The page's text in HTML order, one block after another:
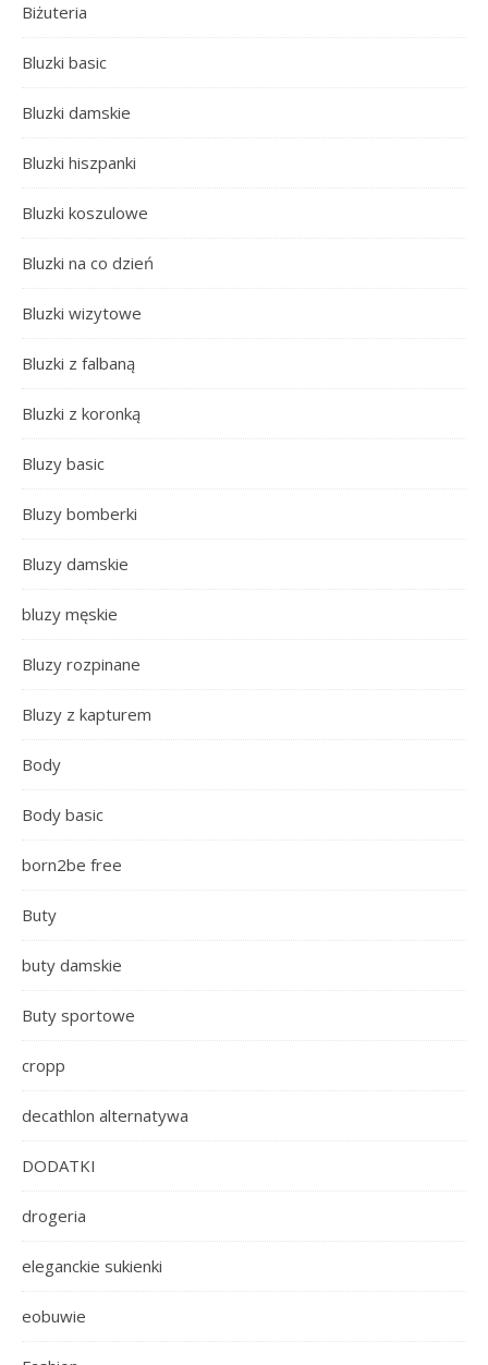
Biżuteria
Bluzki basic
Bluzki damskie
Bluzki hiszpanki
Bluzki koszulowe
Bluzki na co dzień
Bluzki wizytowe
Bluzki z falbaną
Bluzki z koronką
Bluzy basic
Bluzy bomberki
Bluzy damskie
bluzy męskie
Bluzy rozpinane
Bluzy z kapturem
Body
Body basic
born2be free
Buty
buty damskie
Buty sportowe
cropp
decathlon alternatywa
DODATKI
drogeria
eleganckie sukienki
eobuwie